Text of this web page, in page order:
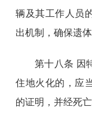
辆及其工作人员
出机制，确保遗
第十八条 因
住地火化的，应
的证明，并经死